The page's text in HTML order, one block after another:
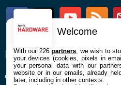
FacebookTwitter Youtube
ENTREPRISE
Confidentialité et Cookies
À
Welcome
With our 226partners , we wish to
your devices (cookies, pixels in
your personal data with our
website or in our emails, already
later, including in other contexts.